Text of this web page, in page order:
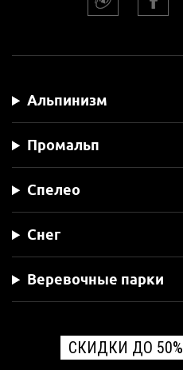
Альпинизм
Промальп
Спелео
Снег
Веревочные парки
СКИДКИ ДО 50%